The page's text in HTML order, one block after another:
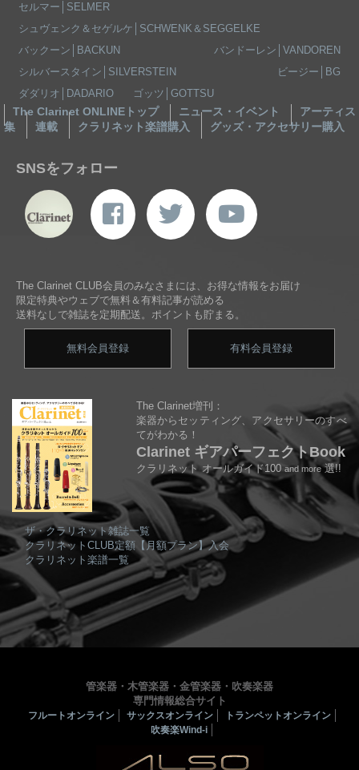
セルマー│SELMER
シュヴェンク＆セゲルケ│SCHWENK＆SEGGELKE
バックーン│BACKUN
バンドーレン│VANDOREN
シルバースタイン│SILVERSTEIN
ビージー│BG
ダダリオ│DADARIO
ゴッツ│GOTTSU
The Clarinet ONLINEトップ ニュース・イベント
アーティ
集
連載 クラリネット楽譜購入 グッズ・アクセサリー購入
SNSをフォロー
The Clarinet CLUB会員のみなさまには、お得な情報をお届け
限定特典やウェブで無料＆有料記事が読める
送料なしで雑誌を定期配送。ポイントも貯まる。
無料会員登録 有料会員登録
The Clarinet増刊：
楽器からセッティング、アクセサリーのすべ
てがわかる！
Clarinet ギアパーフェクトBook
クラリネット オールガイド100and more選!!
ザ・クラリネット雑誌一覧
クラリネットCLUB定額【月額プラン】入会
クラリネット楽譜一覧
管楽器・木管楽器・金管楽器・吹奏楽器
専門情報総合サイト
フルートオンライン サックスオンライン
トランペットオンライン
吹奏楽Wind-i